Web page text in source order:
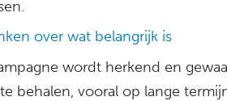
over wat belangrijk is
wordt herkend en
behalen, vooral op lange